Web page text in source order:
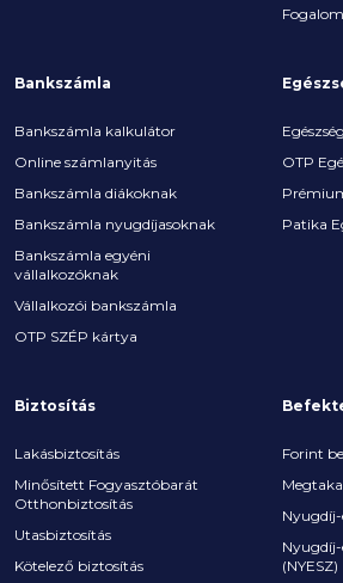
Bankszámla
Bankszámla kalkulátor
Online számlanyitás
Bankszámla diákoknak
Bankszámla nyugdíjasoknak
Bankszámla egyéni
vállalkozóknak
Vállalkozói bankszámla
OTP SZÉP kártya
OTP
Patika
Biztosítás
Lakásbiztosítás
Minősített Fogyasztóbarát
Otthonbiztosítás
Utasbiztosítás
Kötelező biztosítás
Forint
(NYESZ)